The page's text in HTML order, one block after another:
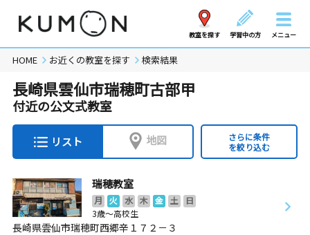
教室を探す 学習中の方 メニュー
HOME お近くの教室を探す 検索結果
長崎県雲仙市瑞穂町古部甲
付近の公文式教室
リスト 地図
さらに条件
を絞り込む
瑞穂教室
月 火 水 木 金 土
日
3歳～高校生
長崎県雲仙市瑞穂町西郷辛１７２－３